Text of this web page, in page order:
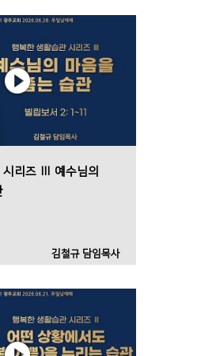
시리즈 Ⅲ 예수님의
김철규 담임목사